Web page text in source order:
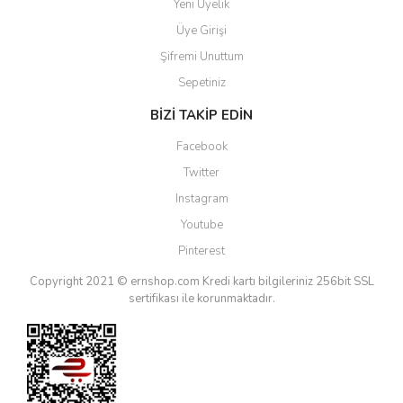
Yeni Üyelik
Üye Girişi
Şifremi Unuttum
Sepetiniz
BİZİ TAKİP EDİN
Facebook
Twitter
Instagram
Youtube
Pinterest
Copyright 2021 © ernshop.com Kredi kartı bilgileriniz 256bit SSL
sertifikası ile korunmaktadır.